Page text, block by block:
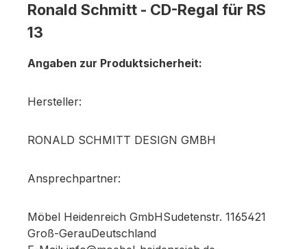
Ronald Schmitt - CD-Regal für RS
13
Angaben zur Produktsicherheit:
Hersteller:
RONALD SCHMITT DESIGN GMBH
Ansprechpartner:
Möbel Heidenreich GmbHSudetenstr. 1165421
Groß-GerauDeutschland